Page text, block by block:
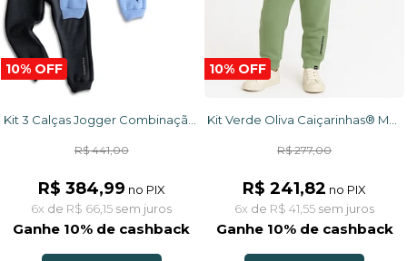
10% OFF
Kit 3 Calças Jogger Combinação Perfeita
R$ 441,00
R$ 384,99 no PIX
6x de R$ 66,15 sem juros
Ganhe 10% de cashback
10% OFF
Kit Verde Oliva Caiçarinhas® Moletom Quentinho Infantil Blusão + Calça
R$ 277,00
R$ 241,82 no PIX
6x de R$ 41,55 sem juros
Ganhe 10% de cashback